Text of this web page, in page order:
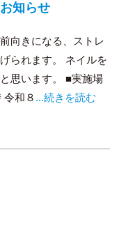
知らせ
向きになる、ストレ
られます。 ネイルを
思います。 ■実施場
和８ ...続きを読む